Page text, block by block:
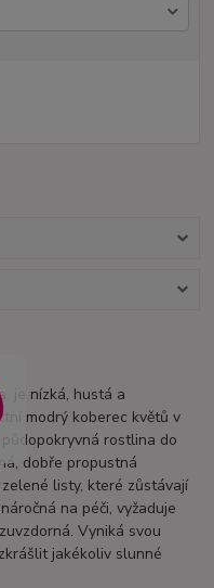
je nízká, hustá a
modrý koberec květů v
rostlina do
dobře propustná
listy, které zůstávají
na péči, vyžaduje
Vyniká svou
jakékoliv slunné